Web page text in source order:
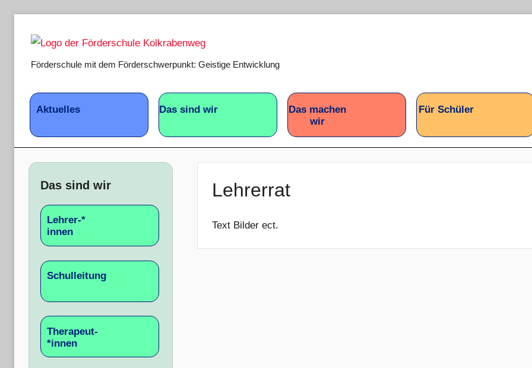
Inhalt
Kolkrabenweg
Förderschule mit dem Förderschwerpunkt: Geistige Entwicklung
Aktuelles Das sind wir
Das machen
wir
Für Schüler
Lehrerrat
Text Bilder ect.
Das sind wir
Lehrer-*
innen
Schulleitung
Therapeut-
*innen